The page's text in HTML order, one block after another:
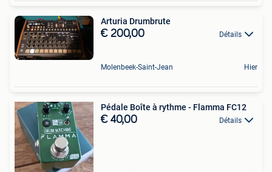
Arturia Drumbrute
€ 200,00 Détails
Molenbeek-Saint-Jean Hier
Pédale Boîte à rythme - Flamma FC12
€ 40,00 Détails